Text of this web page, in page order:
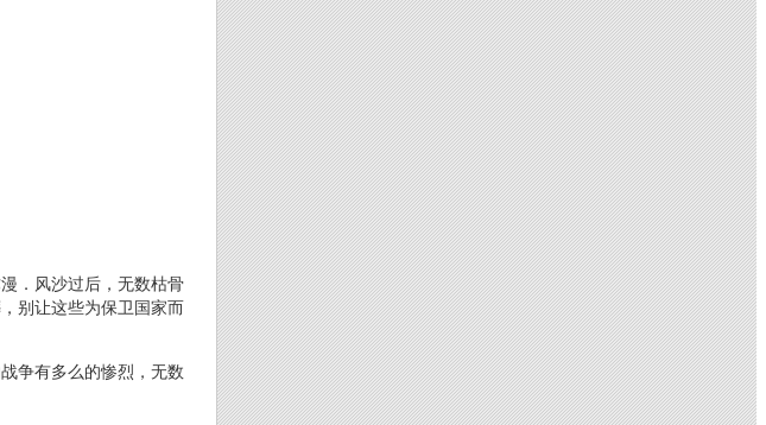
．风沙过后，无数枯骨
别让这些为保卫国家而
争有多么的惨烈，无数